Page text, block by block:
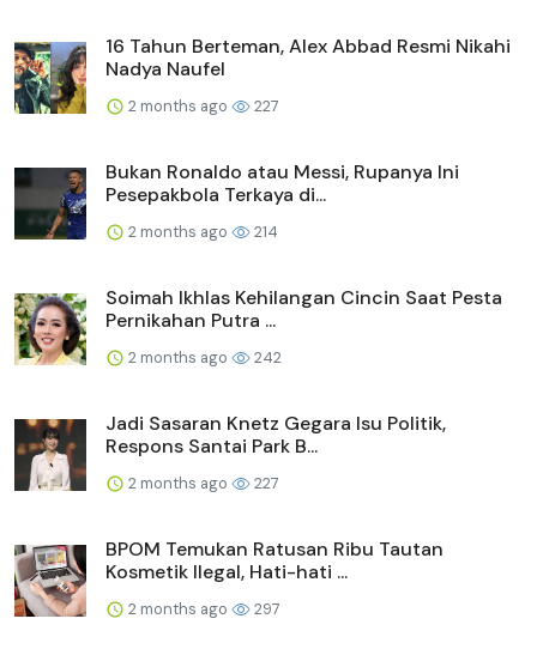
16 Tahun Berteman, Alex Abbad Resmi Nikahi
Nadya Naufel
2 months ago 227
Bukan Ronaldo atau Messi, Rupanya Ini
Pesepakbola Terkaya di...
2 months ago 214
Soimah Ikhlas Kehilangan Cincin Saat Pesta
Pernikahan Putra ...
2 months ago 242
Jadi Sasaran Knetz Gegara Isu Politik,
Respons Santai Park B...
2 months ago 227
BPOM Temukan Ratusan Ribu Tautan
Kosmetik Ilegal, Hati-hati ...
2 months ago 297